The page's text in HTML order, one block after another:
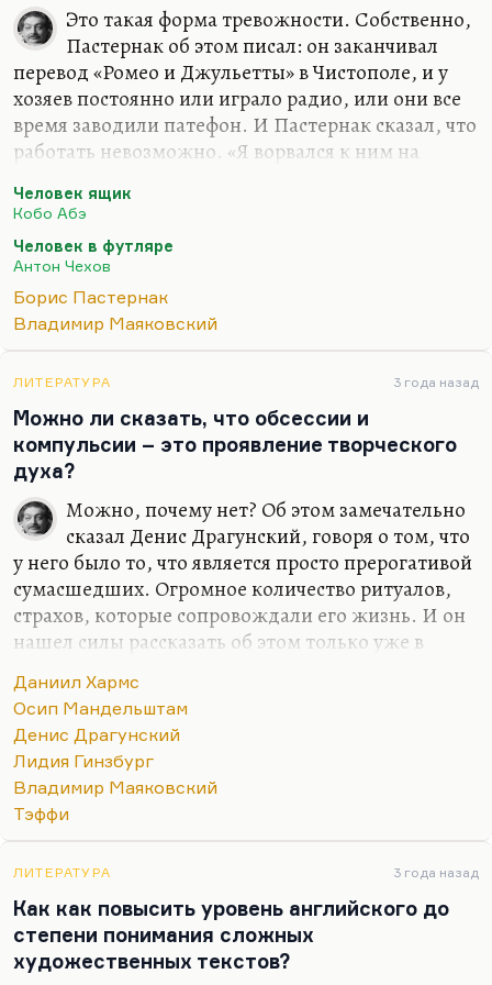
Это такая форма тревожности. Собственно,
Пастернак об этом писал: он заканчивал
перевод «Ромео и Джульетты» в Чистополе, и у
хозяев постоянно или играло радио, или они все
время заводили патефон. И Пастернак сказал, что
работать невозможно. «Я ворвался к ним на
себя корил: потому что им это действительно
заполняет их внутреннюю тревожность.
Я могу это понять. Если уж Пастернак, постоянно
чувствовавший себя виноватым, не посмел им
прощать людей, которые нуждаются постоянно
вакуума. Понимаете, это, кстати,…
Человек ящик
Кобо Абэ
Человек в футляре
Антон Чехов
Борис Пастернак
Владимир Маяковский
ЛИТЕРАТУРА 3 года назад
Можно ли сказать, что обсессии и
компульсии – это проявление творческого
духа?
Можно, почему нет? Об этом замечательно
сказал Денис Драгунский, говоря о том, что
у него было то, что является просто прерогативой
сумасшедших. Огромное количество ритуалов,
страхов, которые сопровождали его жизнь. И он
нашел силы рассказать об этом только уже в
выражался во множестве компульсий. Да, это
прерогатива людей, тонко чувствующих мир. Это
особенность людей, у которых с миром более
тонкая связь. Я так думаю. Или, может быть, это
вариант сюжетостроения: человек защищается от
сути мира, придумывая себе ритуалы. Значит, он
интуитивно.
Вообще, компульсии – это такие конвульсии духа
всегда. Я…
Даниил Хармс
Осип Мандельштам
Денис Драгунский
Лидия Гинзбург
Владимир Маяковский
Тэффи
ЛИТЕРАТУРА 3 года назад
Как как повысить уровень английского до
степени понимания сложных
художественных текстов?